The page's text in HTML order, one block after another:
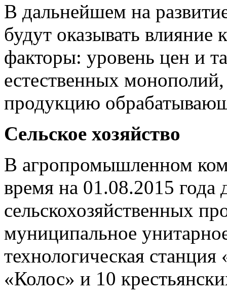
В дальнейшем на
будут оказывать влияние
факторы: уровень цен и
естественных
продукцию
Сельское хозяйство
В агропромышленном
время на 01.08.2015 года
сельскохозяйственных
муниципальное
технологическая
«Колос» и 10